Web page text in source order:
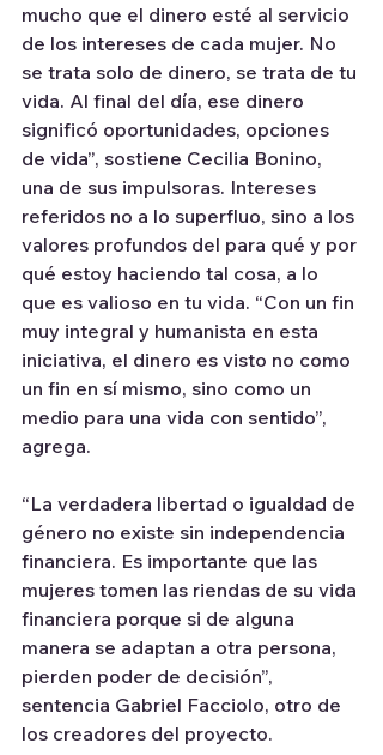
mucho que el dinero esté al servicio
de los intereses de cada mujer. No
se trata solo de dinero, se trata de tu
vida. Al final del día, ese dinero
significó oportunidades, opciones
de vida”, sostiene Cecilia Bonino,
una de sus impulsoras. Intereses
referidos no a lo superfluo, sino a los
valores profundos del para qué y por
qué estoy haciendo tal cosa, a lo
que es valioso en tu vida. “Con un fin
muy integral y humanista en esta
iniciativa, el dinero es visto no como
un fin en sí mismo, sino como un
medio para una vida con sentido”,
agrega.
“La verdadera libertad o igualdad de
género no existe sin independencia
financiera. Es importante que las
mujeres tomen las riendas de su vida
financiera porque si de alguna
manera se adaptan a otra persona,
pierden poder de decisión”,
sentencia Gabriel Facciolo, otro de
los creadores del proyecto.